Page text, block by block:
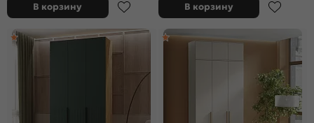
В корзину В корзину